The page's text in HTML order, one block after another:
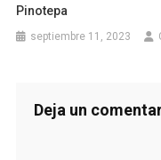
Pinotepa
septiembre 11, 2023
Deja un